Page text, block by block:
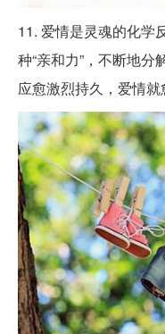
11. 爱情是灵魂的化学
种“亲和力”，不断地分
应愈激烈持久，爱情就